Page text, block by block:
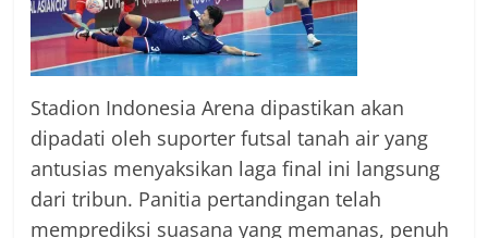
Stadion Indonesia Arena dipastikan akan
dipadati oleh suporter futsal tanah air yang
antusias menyaksikan laga final ini langsung
dari tribun. Panitia pertandingan telah
memprediksi suasana yang memanas, penuh